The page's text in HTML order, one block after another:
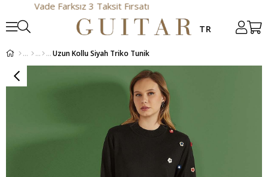
Vade Farksız 3 Taksit Fırsatı
Uzun Kollu Siyah Triko Tunik